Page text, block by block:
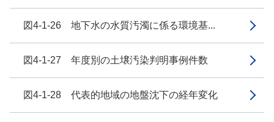
図4-1-26 地下水の水質汚濁に係る環境基...
図4-1-27 年度別の土壌汚染判明事例件数
図4-1-28 代表的地域の地盤沈下の経年変化